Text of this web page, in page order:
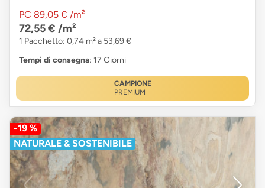
PC 89,05 € /m²
72,55 € /m²
1 Pacchetto: 0,74 m² a 53,69 €
Tempi di consegna: 17 Giorni
CAMPIONE
PREMIUM
-19 %
NATURALE & SOSTENIBILE